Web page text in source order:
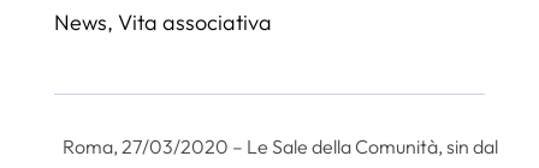
News, Vita associativa
Roma, 27/03/2020 – Le Sale della Comunità, sin dal